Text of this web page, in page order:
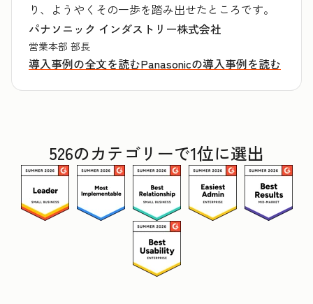
り、ようやくその一歩を踏み出せたところです。
パナソニック インダストリー株式会社
営業本部 部長
導入事例の全文を読むPanasonicの導入事例を読む
526のカテゴリーで1位に選出